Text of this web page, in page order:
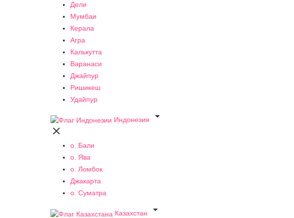
Дели
Мумбаи
Керала
Агра
Калькутта
Варанаси
Джайпур
Ришикеш
Удайпур
Индонезия


о. Бали
о. Ява
о. Ломбок
Джакарта
о. Суматра
Казахстан
